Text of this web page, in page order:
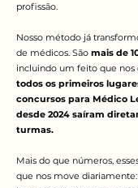
profissão.
Nosso método já
de médicos. São mais de
incluindo um feito que nos
todos os primeiros
concursos para Médico
desde 2024 saíram
turmas.
Mais do que números,
que nos move